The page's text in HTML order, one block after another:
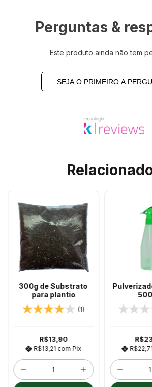
Perguntas &
Este produto ainda não tem
SEJA O PRIMEIRO A
300g de Substrato
para plantio
(1)
R$13,90
R$13,21 com Pix